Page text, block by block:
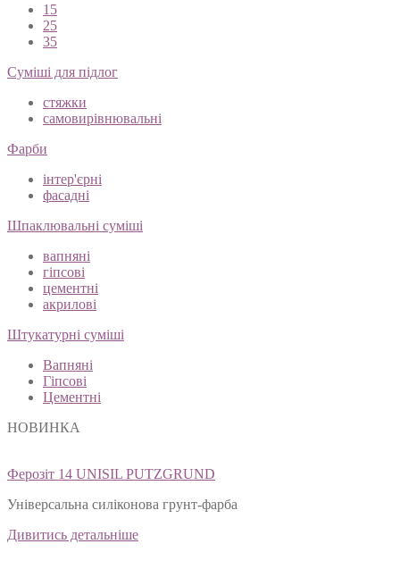
15
25
35
Суміші для підлог
стяжки
самовирівнювальні
Фарби
інтер'єрні
фасадні
Шпаклювальні суміші
вапняні
гіпсові
цементні
акрилові
Штукатурні суміші
Вапняні
Гіпсові
Цементні
НОВИНКА
Ферозіт 14 UNISIL PUTZGRUND
Універсальна силіконова грунт-фарба
Дивитись детальніше